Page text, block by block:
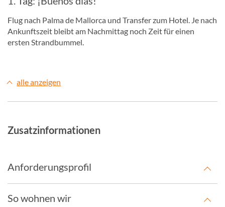
Flug nach Palma de Mallorca und Transfer zum Hotel. Je nach
Ankunftszeit bleibt am Nachmittag noch Zeit für einen
ersten Strandbummel.
alle anzeigen
Zusatzinformationen
Anforderungsprofil
So wohnen wir